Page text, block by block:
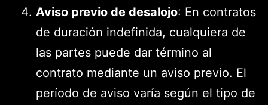
Aviso previo de desalojo: En contratos
de duración indefinida, cualquiera de
las partes puede dar término al
contrato mediante un aviso previo. El
período de aviso varía según el tipo de